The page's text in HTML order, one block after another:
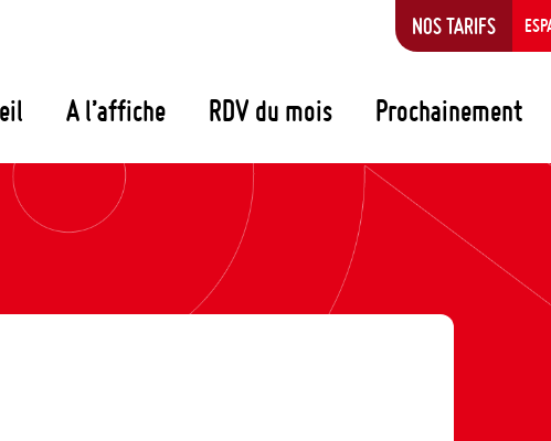
A l’affiche RDV du mois Prochainement
NOS TARIFS